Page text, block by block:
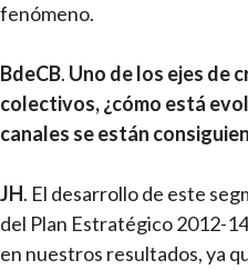
fenómeno.
BdeCB. Uno de los ejes de
colectivos, ¿cómo está
canales se están
JH. El desarrollo de este
del Plan Estratégico 2012-
en nuestros resultados, ya